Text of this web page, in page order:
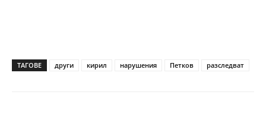
ТАГОВЕ други кирил нарушения Петков разследват